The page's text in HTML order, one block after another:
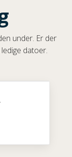
under. Er der
datoer.